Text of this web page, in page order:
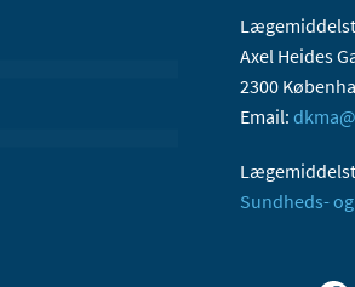
Axel Heides
2300
Email:
Sundheds-